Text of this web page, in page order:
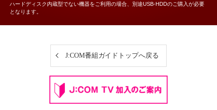
ハードディスク内蔵型でない機器をご利用の場合、別途USB-HDDのご購入が必要
となります。
J:COM番組ガイドトップへ戻る